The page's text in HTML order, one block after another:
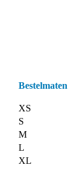
Bestelmaten
XS
S
M
L
XL